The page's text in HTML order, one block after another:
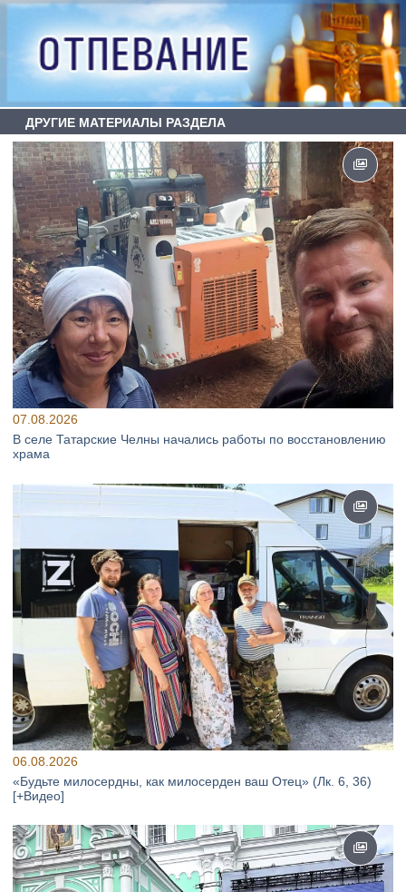
ДРУГИЕ МАТЕРИАЛЫ РАЗДЕЛА
07.08.2026
В селе Татарские Челны начались работы по восстановлению
храма
06.08.2026
«Будьте милосердны, как милосерден ваш Отец» (Лк. 6, 36)
[+Видео]